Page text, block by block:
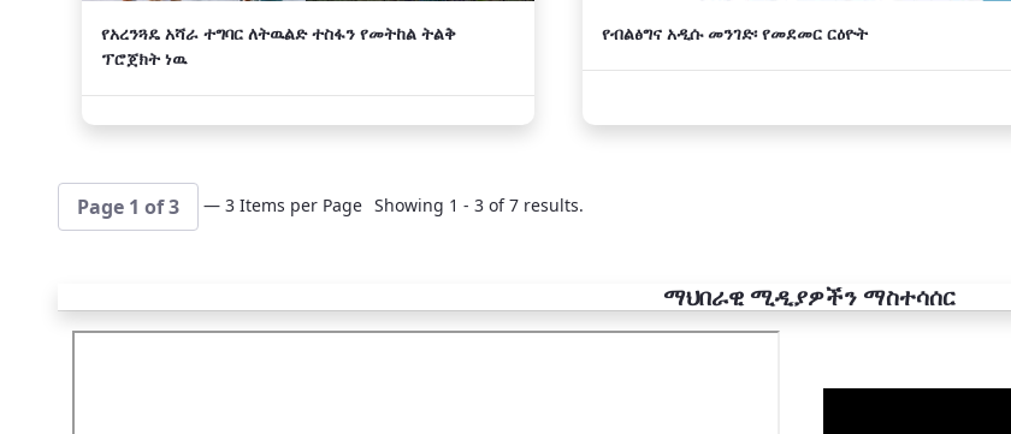
የአረንጓዴ አሻራ ተግባር ለትዉልድ ተስፋን የመትከል ትልቅ
ፕሮጀክት ነዉ
የብልፅግና አዲሱ መንገድ፡ የመደመር ርዕዮት
Page 1 of 3 — 3 Items per Page Showing 1 - 3 of 7 results.
ማህበራዊ ሚዲያዎችን ማስተሳሰር